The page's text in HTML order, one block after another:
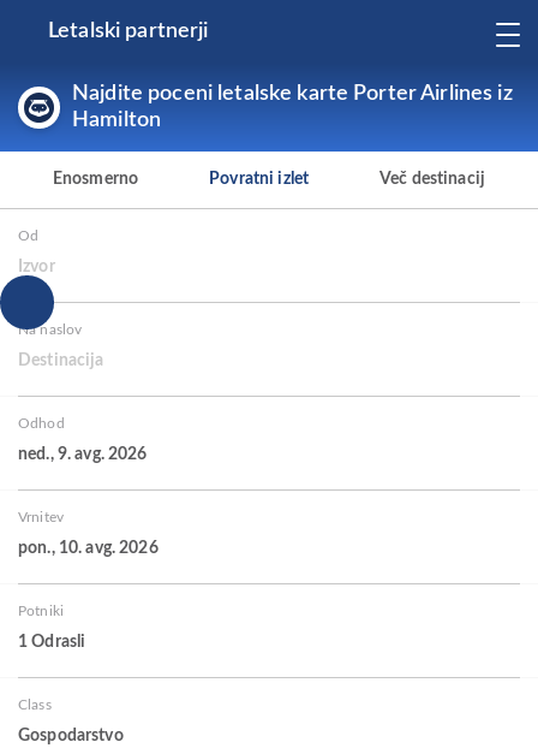
Letalski partnerji
Najdite poceni letalske karte Porter Airlines iz
Hamilton
Enosmerno Povratni izlet Več destinacij
Od
Izvor
Na naslov
Destinacija
Odhod
ned., 9. avg. 2026
Vrnitev
pon., 10. avg. 2026
Potniki
1 Odrasli
Class
Gospodarstvo